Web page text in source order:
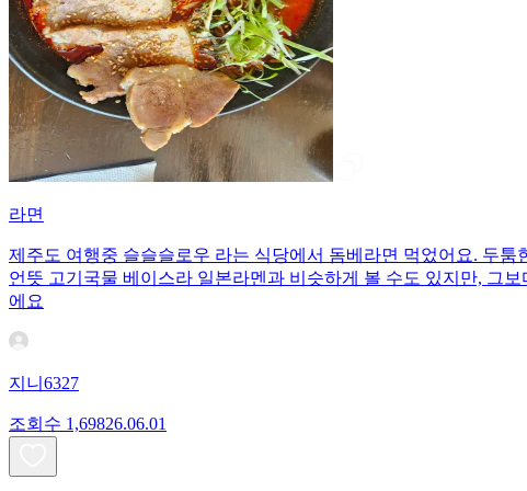
라면
제주도 여행중 슬슬슬로우 라는 식당에서 돔베라면 먹었어요. 두
언뜻 고기국물 베이스라 일본라멘과 비슷하게 볼 수도 있지만, 그
에요
지니6327
조회수 1,69826.06.01